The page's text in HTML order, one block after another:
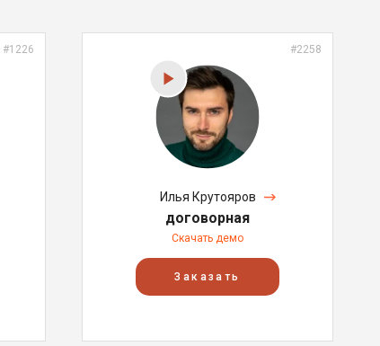
#1226 #2258
Илья Крутояров
договорная
Скачать демо
Заказать